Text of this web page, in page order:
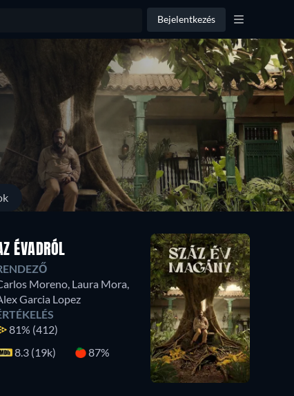
Bejelentkezés
ÉVADRÓL
Moreno, Laura Mora,
Garcia Lopez
81% (412)
8.3 (19k)
87%